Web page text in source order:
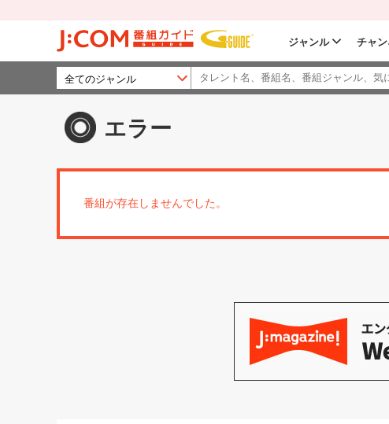
ジャンル チャ
エラー
番組が存在しませんでした。